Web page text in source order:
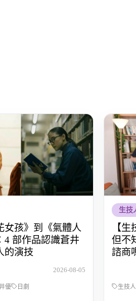
女孩》到《氣體人
4 部作品認識蒼井
的演技
2026-08-05
優 日劇
生技
【
但不
諮商
生技